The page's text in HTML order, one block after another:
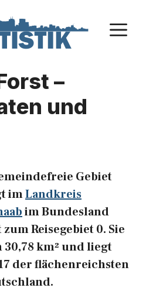
–
und
Gebiet
imLandkreis
im Bundesland
Reisegebiet 0. Sie
30,78 km² und liegt
der flächenreichsten